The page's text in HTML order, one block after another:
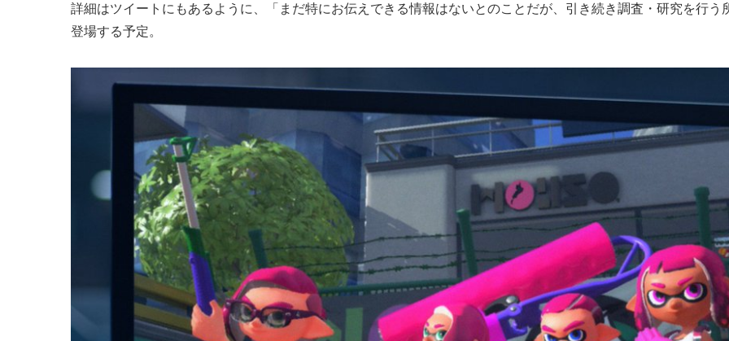
詳細はツイートにもあるように、「まだ特にお伝えできる情報はないとのことだが、引き続き調査・研究を行
登場する予定。